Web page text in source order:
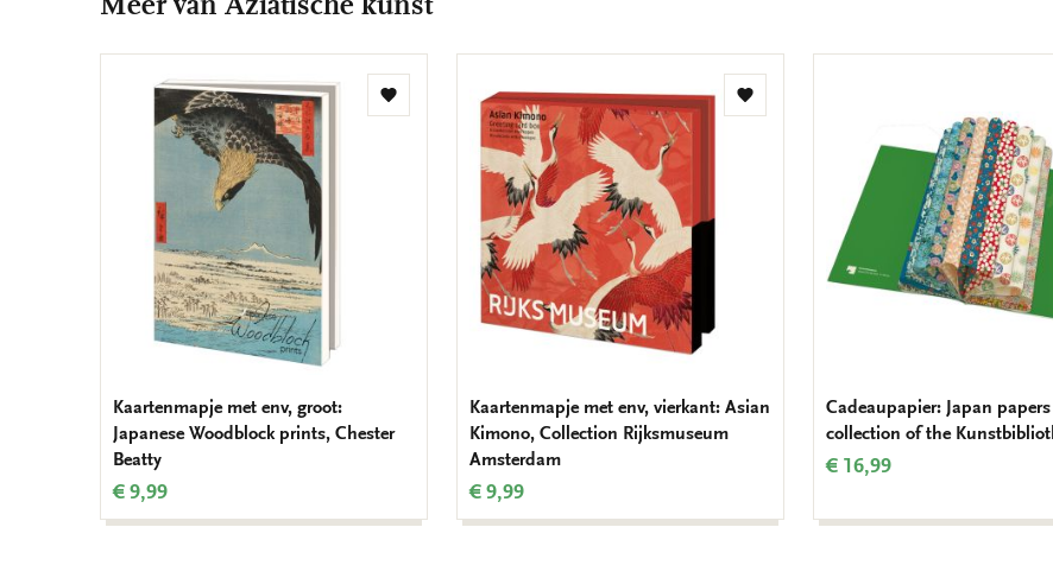
Toevoegen
Kaartenmapje met env, groot:
Japanese Woodblock prints, Chester
Beatty
€ 9,99
Toevoegen
Kaartenmapje met env, vierkant: Asian
Kimono, Collection Rijksmuseum
Amsterdam
€ 9,99
Cadeaupapier: Japan
collection of the
€ 16,99